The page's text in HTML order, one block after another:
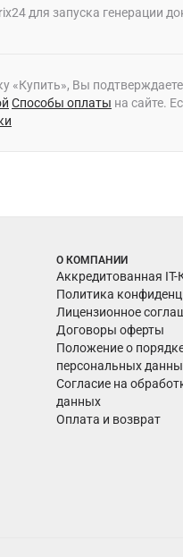
для запуска генерации
«Купить», Вы
Способы оплаты на сайте.
О КОМПАНИИ
Аккредитованная
Политика
Лицензионное
Договоры оферты
Положение о
персональных
Согласие на
данных
Оплата и возврат